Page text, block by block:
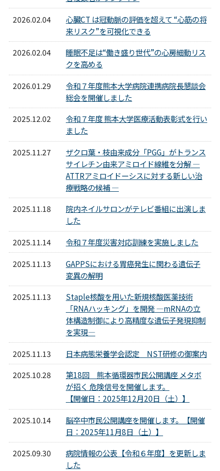
2026.02.04
心臓CT は冠動脈の評価を超えて “心筋の将
来リスク”を可視化できる
2026.02.04
睡眠不足は“働き盛り世代”の心房細動リス
クを高める
2026.01.29
令和７年度熊本大学病院連携病院長懇談会
総会を開催しました
2025.12.02
令和７年度 熊本大学医療活動表彰式を行い
ました
2025.11.27
ザクロ葉・枝由来成分「PGG」がトランス
サイレチン由来アミロイド線維を分解 ―
ATTRアミロイドーシスに対する新しい治
療戦略の候補 ―
2025.11.18
院内ネイルサロンがテレビ番組に出演しま
した
2025.11.14
令和７年度災害対応訓練を実施しました
2025.11.13
GAPPSにおける胃癌発生に関わる遺伝子
変異の解明
2025.11.13
Staple核酸を用いた新規核酸医薬技術
「RNAハッキング」を開発 ―mRNAの立
体構造制御により高精度な遺伝子発現抑制
を実現―
2025.11.13
日本病態栄養学会認定 NST研修の御案内
2025.10.28
第18回 熊本循環器市民公開講座 メタボ
が招く 危険信号を開催します。
【開催日：2025年12月20日（土）】
2025.10.14
脳卒中市民公開講座を開催します。【開催
日：2025年11月8日（土）】
2025.09.30
病院情報の公表【令和６年度】を更新しま
した